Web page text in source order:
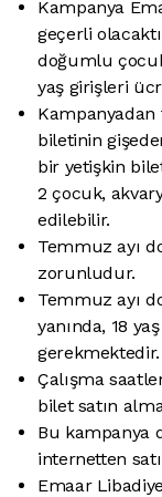
Kampanya
geçerli
doğumlu
yaş girişleri
Kampanyadan
biletinin
bir yetişkin
2 çocuk,
edilebilir.
Temmuz ayı
zorunludur.
Temmuz ayı
yanında, 18
gerekmektedir.
Çalışma
bilet satın
Bu kampanya
internetten
Emaar